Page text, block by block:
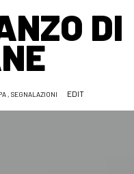
DI
,SEGNALAZIONI EDIT